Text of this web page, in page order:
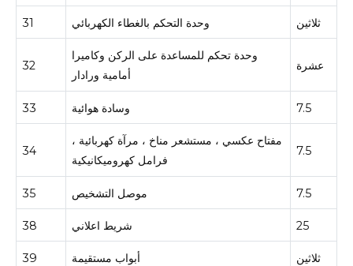
31 وحدة التحكم بالغطاء الكهربائي ثلاثين
32
وحدة تحكم للمساعدة على الركن وكاميرا
أمامية ورادار
عشرة
33 وسادة هوائية 7.5
34
مفتاح عكسي ، مستشعر مناخ ، مرآة كهربائية ،
فرامل كهروميكانيكية
7.5
35 موصل التشخيص 7.5
38 شريط اعلاني 25
39 أبواب مستقيمة ثلاثين